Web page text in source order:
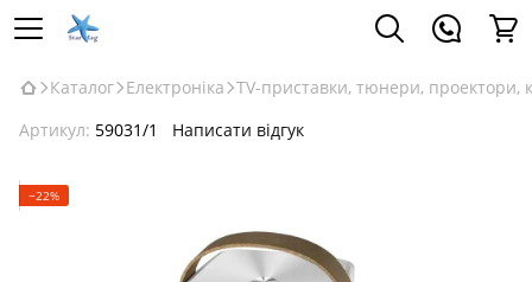
Каталог Електроніка TV-приставки, тюнери, проектори,
Артикул: 59031/1 Написати відгук
−22%